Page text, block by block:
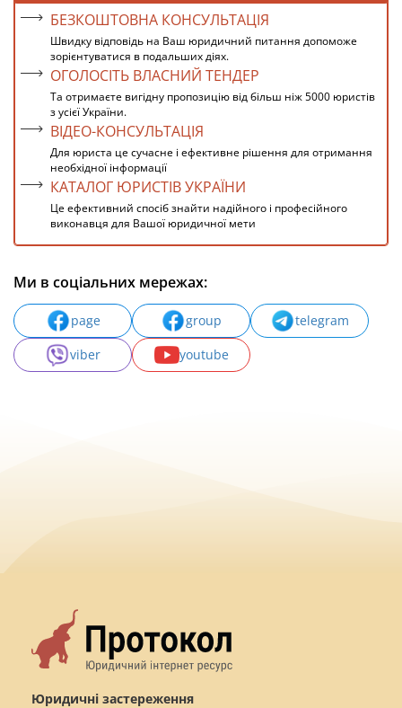
БЕЗКОШТОВНА КОНСУЛЬТАЦІЯ
Швидку відповідь на Ваш юридичний питання допоможе
зорієнтуватися в подальших діях.
ОГОЛОСІТЬ ВЛАСНИЙ ТЕНДЕР
Та отримаєте вигідну пропозицію від більш ніж 5000 юристів
з усієї України.
ВІДЕО-КОНСУЛЬТАЦІЯ
Для юриста це сучасне і ефективне рішення для отримання
необхідної інформації
КАТАЛОГ ЮРИСТІВ УКРАЇНИ
Це ефективний спосіб знайти надійного і професійного
виконавця для Вашої юридичної мети
Ми в соціальних мережах:
page group
telegram
viber
youtube
Юридичні застереження